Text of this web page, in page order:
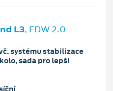
L3, FDW 2.0
systému stabilizace
sada pro lepší